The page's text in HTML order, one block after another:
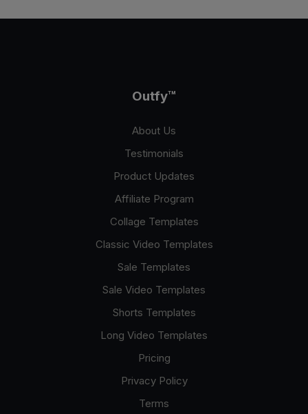
Outfy™
About Us
Testimonials
Product Updates
Affiliate Program
Collage Templates
Classic Video Templates
Sale Templates
Sale Video Templates
Shorts Templates
Long Video Templates
Pricing
Privacy Policy
Terms